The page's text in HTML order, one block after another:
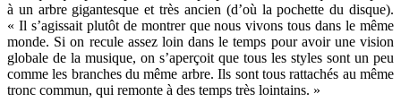
à un arbre gigantesque et très ancien (d’où la pochette du disque).
« Il s’agissait plutôt de montrer que nous vivons tous dans le même
monde. Si on recule assez loin dans le temps pour avoir une vision
globale de la musique, on s’aperçoit que tous les styles sont un peu
comme les branches du même arbre. Ils sont tous rattachés au même
tronc commun, qui remonte à des temps très lointains. »